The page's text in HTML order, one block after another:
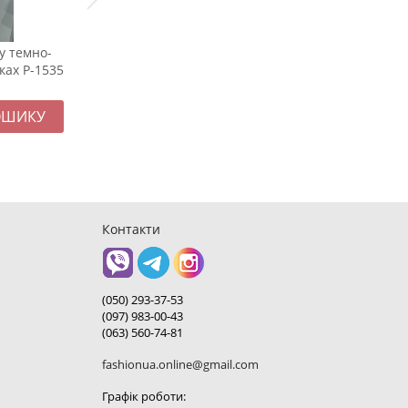
темно-
Р-1535
Контакти
(050) 293-37-53
(097) 983-00-43
(063) 560-74-81
fashionua.online@gmail.com
Графік роботи: